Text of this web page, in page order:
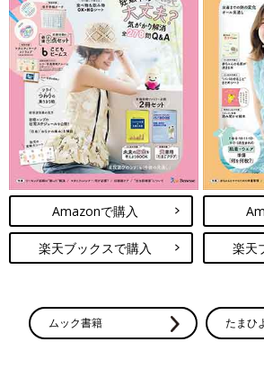
Amazonで購入
楽天ブックスで購入 楽天
ムック書籍 たまひ